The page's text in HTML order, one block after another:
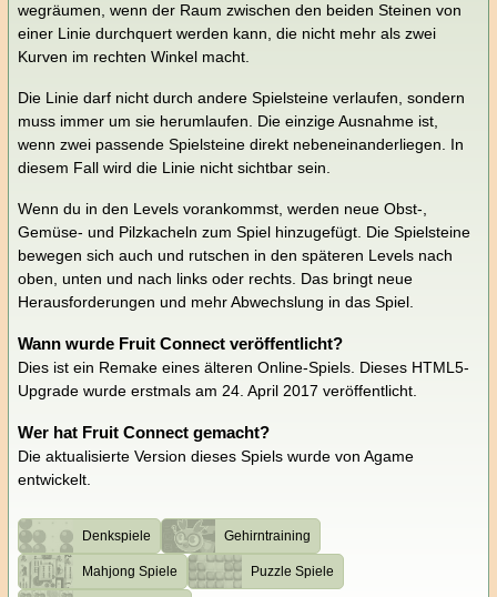
wegräumen, wenn der Raum zwischen den beiden Steinen von
einer Linie durchquert werden kann, die nicht mehr als zwei
Kurven im rechten Winkel macht.
Die Linie darf nicht durch andere Spielsteine verlaufen, sondern
muss immer um sie herumlaufen. Die einzige Ausnahme ist,
wenn zwei passende Spielsteine direkt nebeneinanderliegen. In
diesem Fall wird die Linie nicht sichtbar sein.
Wenn du in den Levels vorankommst, werden neue Obst-,
Gemüse- und Pilzkacheln zum Spiel hinzugefügt. Die Spielsteine
bewegen sich auch und rutschen in den späteren Levels nach
oben, unten und nach links oder rechts. Das bringt neue
Herausforderungen und mehr Abwechslung in das Spiel.
Wann wurde Fruit Connect veröffentlicht?
Dies ist ein Remake eines älteren Online-Spiels. Dieses HTML5-
Upgrade wurde erstmals am 24. April 2017 veröffentlicht.
Wer hat Fruit Connect gemacht?
Die aktualisierte Version dieses Spiels wurde von Agame
entwickelt.
Denkspiele Gehirntraining
Mahjong Spiele Puzzle Spiele